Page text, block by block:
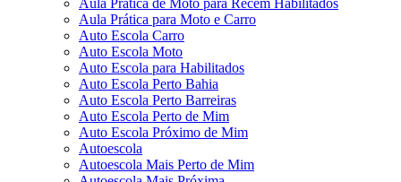
Aula Prática de Moto para Recém Habilitados
Aula Prática para Moto e Carro
Auto Escola Carro
Auto Escola Moto
Auto Escola para Habilitados
Auto Escola Perto Bahia
Auto Escola Perto Barreiras
Auto Escola Perto de Mim
Auto Escola Próximo de Mim
Autoescola
Autoescola Mais Perto de Mim